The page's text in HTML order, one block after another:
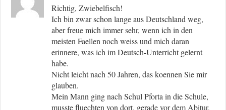
Richtig, Zwiebelfisch!
Ich bin zwar schon lange aus Deutschland weg,
aber freue mich immer sehr, wenn ich in den
meisten Faellen noch weiss und mich daran
erinnere, was ich im Deutsch-Unterricht gelernt
habe.
Nicht leicht nach 50 Jahren, das koennen Sie mir
glauben.
Mein Mann ging nach Schul Pforta in die Schule,
musste fluechten von dort, gerade vor dem Abitur,